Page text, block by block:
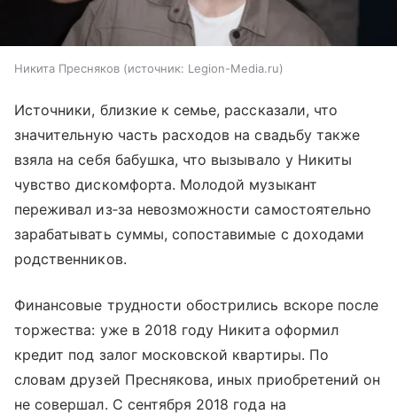
Никита Пресняков источник: Legion-Media.ru
Источники, близкие к семье, рассказали, что
значительную часть расходов на свадьбу также
взяла на себя бабушка, что вызывало у Никиты
чувство дискомфорта. Молодой музыкант
переживал из‑за невозможности самостоятельно
зарабатывать суммы, сопоставимые с доходами
родственников.
Финансовые трудности обострились вскоре после
торжества: уже в 2018 году Никита оформил
кредит под залог московской квартиры. По
словам друзей Преснякова, иных приобретений он
не совершал. С сентября 2018 года на